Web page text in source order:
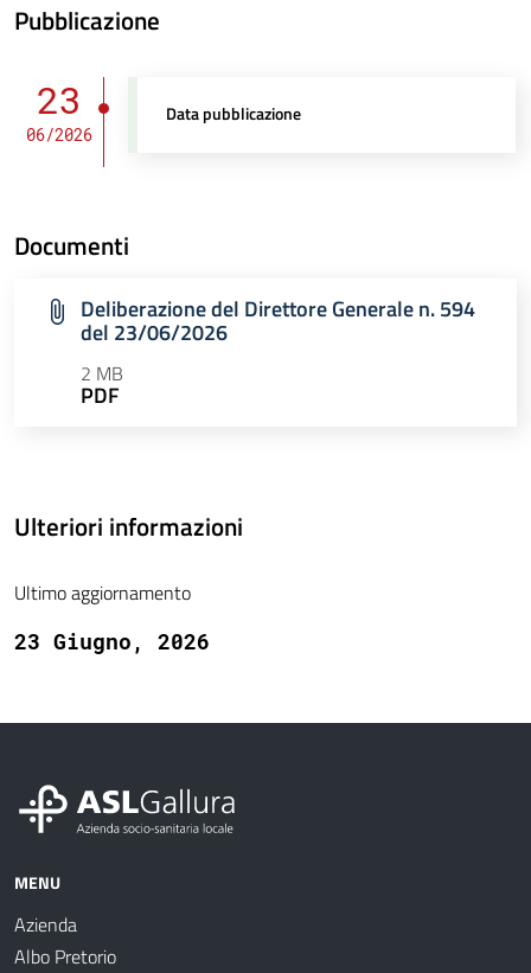
Pubblicazione
23
06/2026
Data pubblicazione
Documenti
Deliberazione del Direttore Generale n. 594
del 23/06/2026
2 MB
PDF
Ulteriori informazioni
Ultimo aggiornamento
23 Giugno, 2026
MENU
Azienda
Albo Pretorio